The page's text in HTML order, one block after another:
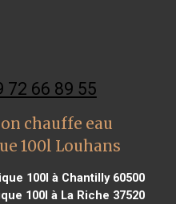
72 66 89 55
chauffe eau
100l Louhans
100l à Chantilly 60500
100l à La Riche 37520